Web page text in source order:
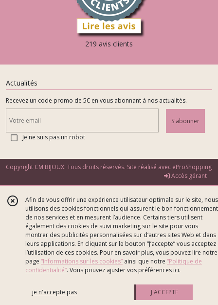
219 avis clients
Actualités
Recevez un code promo de 5€ en vous abonnant à nos actualités.
S'abonner
Je ne suis pas un robot
Copyright CM BIJOUX. Tous droits réservés. Site réalisé avec eProShopping
Accès gérant
Afin de vous offrir une expérience utilisateur optimale sur le site, nous
utilisons des cookies fonctionnels qui assurent le bon fonctionnement
de nos services et en mesurent l’audience. Certains tiers utilisent
également des cookies de suivi marketing sur le site pour vous
montrer des publicités personnalisées sur d’autres sites Web et dans
leurs applications. En cliquant sur le bouton “J’accepte” vous acceptez
l’utilisation de ces cookies. Pour en savoir plus, vous pouvez lire notre
page “Informations sur les cookies” ainsi que notre “Politique de
confidentialité“. Vous pouvez ajuster vos préférences ici.
je n'accepte pas J'ACCEPTE